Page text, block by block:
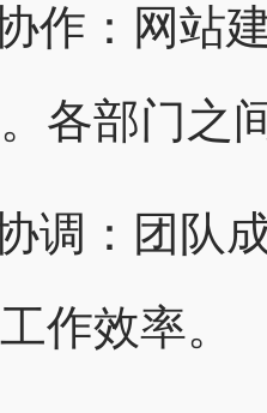
作：网站
各部门之
调：团队
作效率。